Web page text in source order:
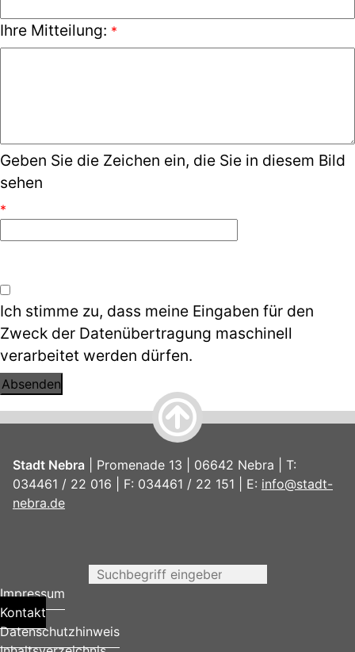
Ihre Mitteilung: *
Geben Sie die Zeichen ein, die Sie in diesem Bild
sehen
*
Ich stimme zu, dass meine Eingaben für den
Zweck der Datenübertragung maschinell
verarbeitet werden dürfen.
Stadt Nebra | Promenade 13 | 06642 Nebra | T:
034461 / 22 016 | F: 034461 / 22 151 | E: info@stadt-
nebra.de
Impressum
Kontakt
Datenschutzhinweis